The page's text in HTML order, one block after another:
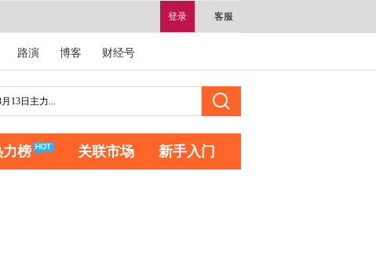
登录 客服
路演 博客 财经号
力榜 关联市场 新手入门